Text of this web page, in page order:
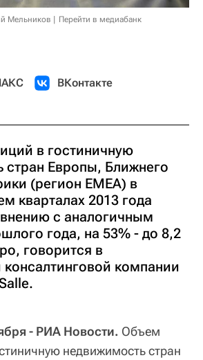
Мельников Перейти в медиабанк
ВКонтакте
в гостиничную
стран Европы, Ближнего
(регион EMEA) в
кварталах 2013 года
с аналогичным
года, на 53% - до 8,2
говорится в
компании
- РИА Новости. Объем
недвижимость стран